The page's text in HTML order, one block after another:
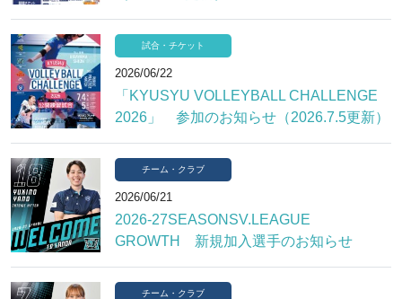
試合・チケット
2026/06/22
「KYUSYU VOLLEYBALL CHALLENGE
2026」 参加のお知らせ（2026.7.5更新）
チーム・クラブ
2026/06/21
2026-27SEASONSV.LEAGUE
GROWTH 新規加入選手のお知らせ
チーム・クラブ